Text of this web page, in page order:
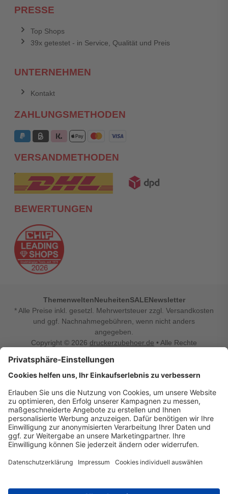
PRESSE
Top Shops
39x getestet - in Service, Qualität und Preis
UNTERNEHMEN
Kontakt
ZAHLUNGSMETHODEN
VERSANDMETHODEN
BEWERTUNGEN
ThemenweltenNeuheitenSALENewsletter
* Alle Preise inkl. gesetzl. Mehrwertsteuer zzgl. Versandkosten
und ggf. Nachnahmegebühren, wenn nicht anders
angegeben.
Copyright © 2026 druckerzubehoer.de • Alle Rechte
Vertrag widerrufen
Druckerzubehoer.de – preiswerte Qualität für Ihr Office
Sie sind auf der Suche nach dem passenden Druckerzubehör
oder Zubehör für das Büro, den Computer oder Ihr
Smartphone? Dann sind Sie bei Druckerzubehoer.de genau
richtig! Unser breites Sortiment bietet unter anderem Tinte
und Toner für alle gängigen Druckermodelle – großer sowie
kleiner Hersteller. Zugleich sind wir Ihr Online Fachhandel für
einrichten, die Werkstatt ausstatten oder den Alltag mit
was Ihren Arbeitsplatz noch komfortabler macht, finden Sie